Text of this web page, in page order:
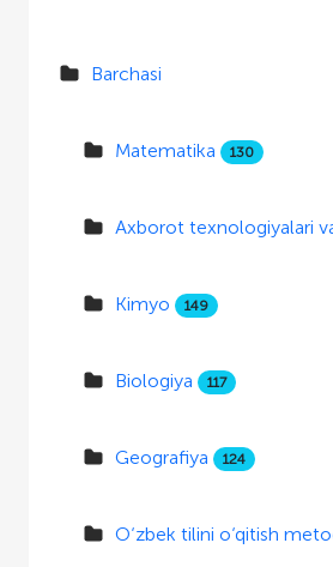
Barchasi
Matematika 130
Axborot texnologiyalari
Kimyo 149
Biologiya 117
Geografiya 124
O‘zbek tilini o‘qitish